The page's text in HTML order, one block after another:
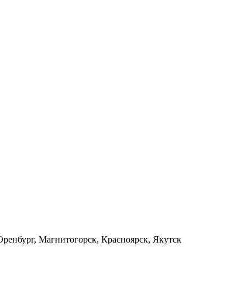
Магнитогорск, Красноярск, Якутск